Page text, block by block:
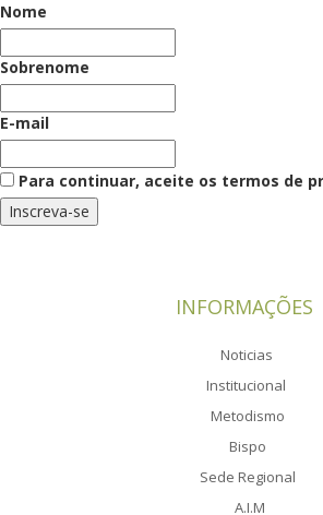
Nome
Sobrenome
E-mail
Para continuar, aceite os termos de
INFORMAÇÕES
Noticias
Institucional
Metodismo
Bispo
Sede Regional
A.I.M